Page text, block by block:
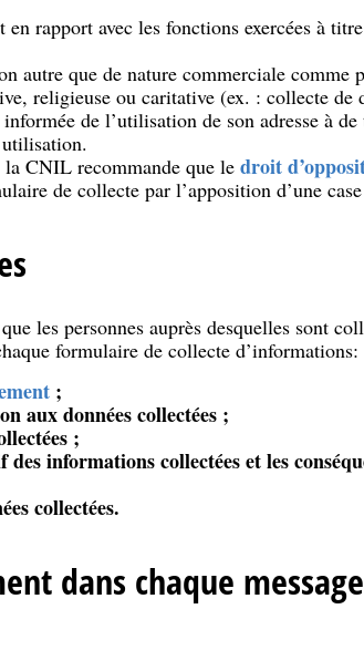
rapport avec les fonctions exercées à
autre que de nature commerciale comme
religieuse ou caritative (ex. : collecte de
de l’utilisation de son adresse à
utilisation.
CNIL recommande que le droit
de collecte par l’apposition d’une
les personnes auprès desquelles sont
formulaire de collecte d’informations:
;
aux données collectées ;
;
informations collectées et les
collectées.
dans chaque